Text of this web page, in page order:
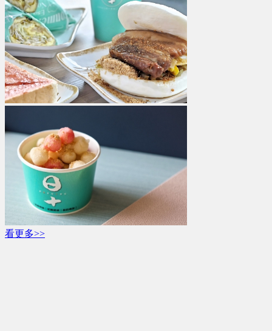
看更多>>